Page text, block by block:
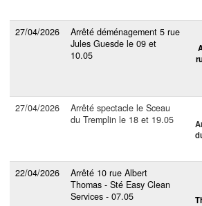
27/04/2026
Arrêté déménagement 5 rue
Jules Guesde le 09 et
10.05
27/04/2026
Arrêté spectacle le Sceau
du Tremplin le 18 et 19.05
22/04/2026
Arrêté 10 rue Albert
Thomas - Sté Easy Clean
Services - 07.05